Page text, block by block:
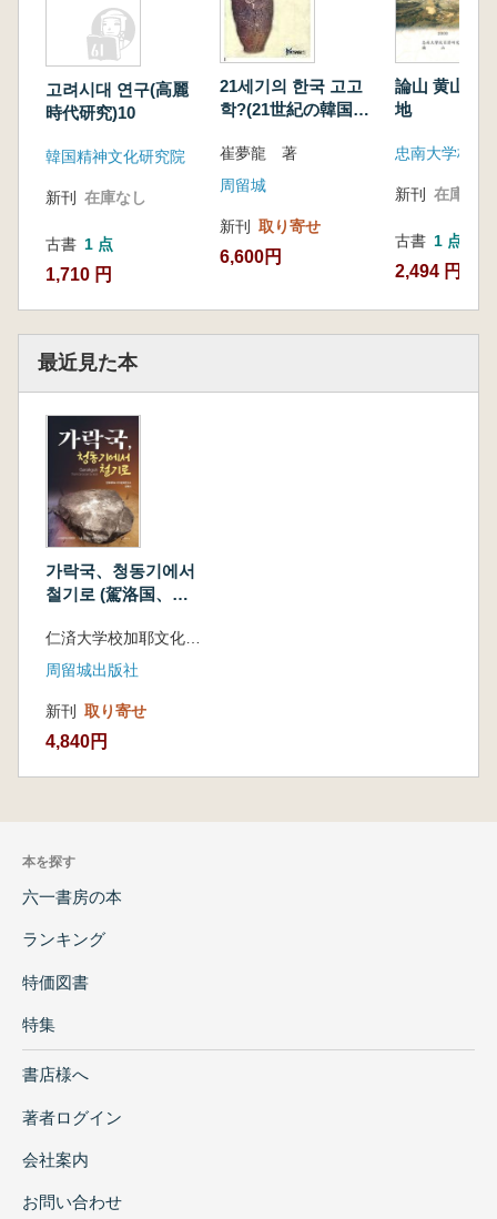
고려시대 연구(高麗
時代研究)10
韓国精神文化研究院
新刊 在庫なし
古書 1 点
1,710 円
21세기의 한국 고고
학?(21世紀の韓国考
崔夢龍 著
周留城
新刊 取り寄せ
6,600円
論山 黄山벌(
地
新刊 在庫なし
古書 1 点
2,494 円
最近見た本
가락국、청동기에서
철기로 (駕洛国、青
周留城出版社
新刊 取り寄せ
4,840円
本を探す
六一書房の本
ランキング
特価図書
特集
書店様へ
著者ログイン
会社案内
お問い合わせ